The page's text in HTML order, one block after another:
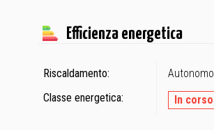
Efficienza energetica
Riscaldamento:
Autonomo
Classe energetica:
In corso